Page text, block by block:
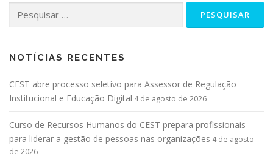
NOTÍCIAS RECENTES
CEST abre processo seletivo para Assessor de Regulação
Institucional e Educação Digital 4 de agosto de 2026
Curso de Recursos Humanos do CEST prepara profissionais
para liderar a gestão de pessoas nas organizações 4 de agosto
de 2026